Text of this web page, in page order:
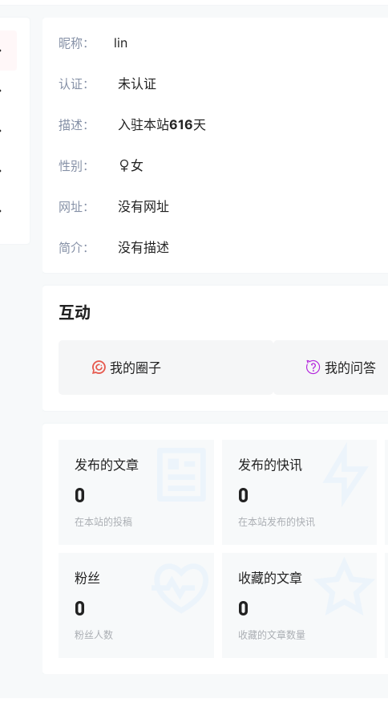
昵称： lin
认证： 未认证
描述： 入驻本站616天
性别： 女
网址： 没有网址
简介： 没有描述
互动
我的圈子 我的问答
发布的文章
0
在本站的投稿
发布的快讯
0
在本站发布的快讯
粉丝
0
粉丝人数
收藏的文章
0
收藏的文章数量